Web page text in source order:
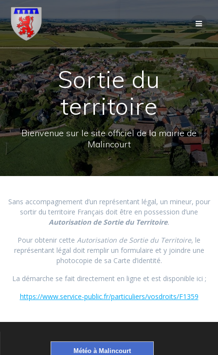
content
Sortie du
territoire
Bienvenue sur le site officiel de la mairie de
Malincourt
Sans accompagnement d’un représentant légal, un mineur, pour
sortir du territoire Français doit être en possession d’une
Autorisation de Sortie du Territoire.
Pour obtenir cette Autorisation de Sortie du Territoire, le
représentant légal doit remplir un formulaire et y joindre une
photocopie de sa Carte d’identité.
La démarche se fait directement en ligne et est disponible ici ;
https://www.service-public.fr/particuliers/vosdroits/F1359
Météo à Malincourt